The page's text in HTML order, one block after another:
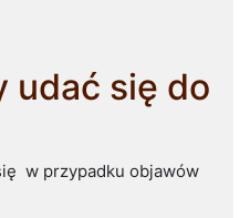
udać się do
w przypadku objawów